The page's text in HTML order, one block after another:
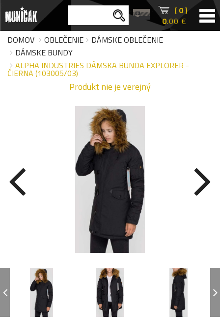
( 0 )
0.00 €
DOMOV
OBLEČENIE
DÁMSKE OBLEČENIE
DÁMSKE BUNDY
ALPHA INDUSTRIES DÁMSKA BUNDA EXPLORER -
ČIERNA (103005/03)
Produkt nie je verejný